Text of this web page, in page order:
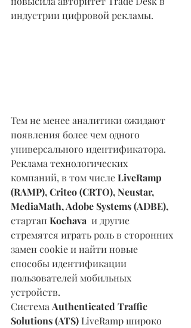
индустрии цифровой рекламы.
Тем не менее аналитики ожидают
появления более чем одного
универсального идентификатора.
Реклама технологических
компаний, в том числе LiveRamp
(RAMP), Criteo (CRTO), Neustar,
MediaMath, Adobe Systems (ADBE),
стартап Kochava
  и другие
стремятся играть роль в сторонних
замен cookie и найти новые
способы идентификации
пользователей мобильных
устройств.
Система Authenticated Traffic
Solutions (ATS) LiveRamp широко